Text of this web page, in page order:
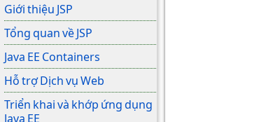
Giới thiệu JSP
Tổng quan về JSP
Java EE Containers
Hỗ trợ Dịch vụ Web
Triển khai và khớp ứng dụng
Java EE